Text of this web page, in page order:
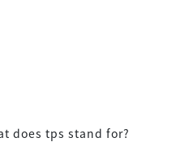
does tps stand for?